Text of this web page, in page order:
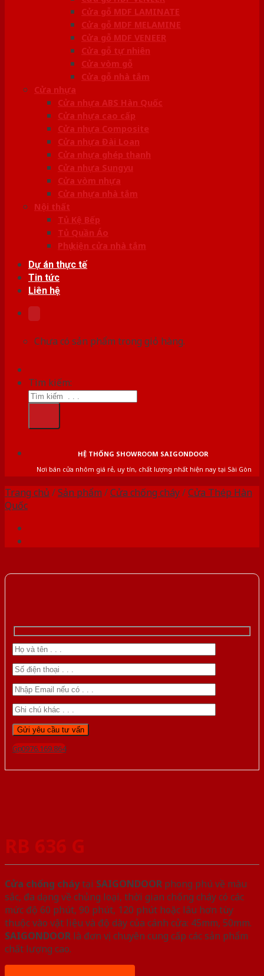
Cửa gỗ MDF LAMINATE
Cửa gỗ MDF MELAMINE
Cửa gỗ MDF VENEER
Cửa gỗ tự nhiên
Cửa vòm gỗ
Cửa gỗ nhà tắm
Cửa nhựa
Cửa nhựa ABS Hàn Quốc
Cửa nhựa cao cấp
Cửa nhựa Composite
Cửa nhựa Đài Loan
Cửa nhựa ghép thanh
Cửa nhựa Sungyu
Cửa vòm nhựa
Cửa nhựa nhà tắm
Nội thất
Tủ Kệ Bếp
Tủ Quần Áo
Phụ kiện cửa nhà tắm
Dự án thực tế
Tin tức
Liên hệ
Chưa có sản phẩm trong giỏ hàng.
Tìm kiếm:
HỆ THỐNG SHOWROOM SAIGONDOOR
Nơi bán cửa nhôm giá rẻ, uy tín, chất lượng nhất hiện nay tại Sài Gòn
Trang chủ /Sản phẩm /Cửa chống cháy/Cửa Thép Hàn
Quốc
Gọi 0976.169.864
RB 636 G
Cửa chống cháytại SAIGONDOOR phong phú về màu
sắc, đa dạng về chủng loại, thời gian chống cháy có các
mức độ 60 phút, 90 phút, 120 phút hoặc lâu hơn tùy
thuộc vào vật liệu và độ dày của cánh cửa: 45mm, 50mm.
SAIGONDOOR là đơn vị chuyên cung cấp các sản phẩm
chất lượng cao.